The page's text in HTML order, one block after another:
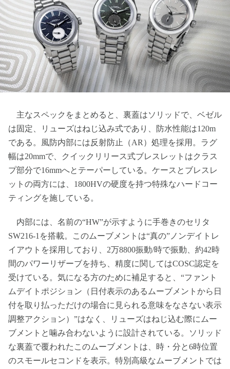
主なスペックをまとめると、裏蓋はソリッドで、ベゼル
は固定、リューズはねじ込み式であり、防水性能は120m
である。風防内部には反射防止（AR）処理を採用。ラグ
幅は20mmで、クイックリリース式ブレスレットはクラス
プ部分で16mmへとテーパーしている。ケースとブレスレ
ットの両方には、1800HVの硬度を持つ特殊なハードコー
ティングを施している。
内部には、名前の“HW”が示すように手巻きのセリタ
SW216-1を搭載。このムーブメントは“真の”ノンデイトレ
イアウトを採用しており、2万8800振動/時で振動、約42時
間のパワーリザーブを持ち、精度に関してはCOSC認定を
受けている。気になる方のために補足すると、“ファント
ムデイトポジション（日付表示のあるムーブメントから日
付を取り払っただけの場合に見られる意味をなさない表示
調整アクション）”はなく、リューズはねじ込む際にムー
ブメントと噛み合わないように設計されている。ソリッド
な裏蓋で覆われたこのムーブメントは、時・分と6時位置
のスモールセコンドを表示。特別高級なムーブメントでは